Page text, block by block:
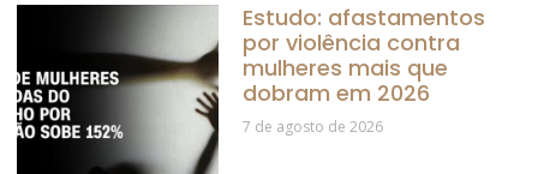
Estudo: afastamentos
por violência contra
mulheres mais que
dobram em 2026
7 de agosto de 2026